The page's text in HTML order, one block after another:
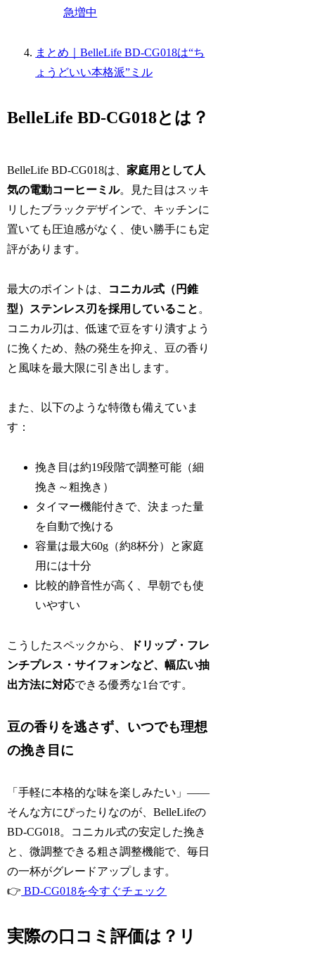
急増中
まとめ｜BelleLife BD-CG018は“ち
ょうどいい本格派”ミル
BelleLife BD-CG018とは？
BelleLife BD-CG018は、家庭用として人
気の電動コーヒーミル。見た目はスッキ
リしたブラックデザインで、キッチンに
置いても圧迫感がなく、使い勝手にも定
評があります。
最大のポイントは、
コニカル式（円錐
型）ステンレス刃を採用していること 。
コニカル刃は、低速で豆をすり潰すよう
に挽くため、熱の発生を抑え、豆の香り
と風味を最大限に引き出します。
また、以下のような特徴も備えていま
す：
挽き目は約19段階で調整可能（細
挽き～粗挽き）
タイマー機能付きで、決まった量
を自動で挽ける
容量は最大60g（約8杯分）と家庭
用には十分
比較的静音性が高く、早朝でも使
いやすい
こうしたスペックから、
ドリップ・フレ
ンチプレス・サイフォンなど、幅広い抽
出方法に対応できる優秀な1台です。
豆の香りを逃さず、いつでも理想
の挽き目に
「手軽に本格的な味を楽しみたい」――
そんな方にぴったりなのが、BelleLifeの
BD-CG018。コニカル式の安定した挽き
と、微調整できる粗さ調整機能で、毎日
の一杯がグレードアップします。
👉 BD-CG018を今すぐチェック
実際の口コミ評価は？リ